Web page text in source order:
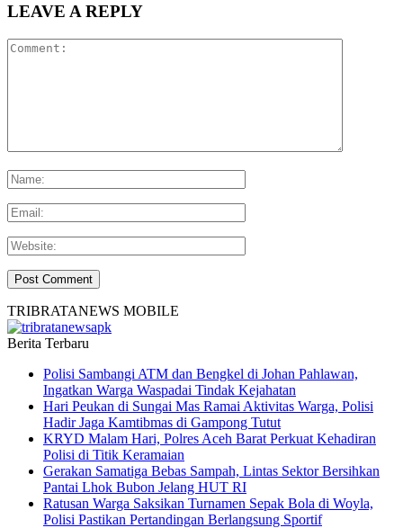
LEAVE A REPLY
TRIBRATANEWS MOBILE
Berita Terbaru
Polisi Sambangi ATM dan Bengkel di Johan Pahlawan,
Ingatkan Warga Waspadai Tindak Kejahatan
Hari Peukan di Sungai Mas Ramai Aktivitas Warga, Polisi
Hadir Jaga Kamtibmas di Gampong Tutut
KRYD Malam Hari, Polres Aceh Barat Perkuat Kehadiran
Polisi di Titik Keramaian
Gerakan Samatiga Bebas Sampah, Lintas Sektor Bersihkan
Pantai Lhok Bubon Jelang HUT RI
Ratusan Warga Saksikan Turnamen Sepak Bola di Woyla,
Polisi Pastikan Pertandingan Berlangsung Sportif